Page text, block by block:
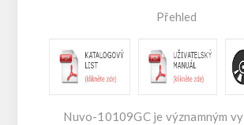
Přehled
Nuvo-10109GC je významným